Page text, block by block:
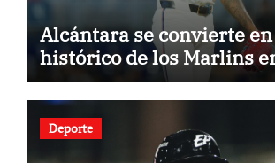
Alcántara se convierte
histórico de los Marlins
Deporte